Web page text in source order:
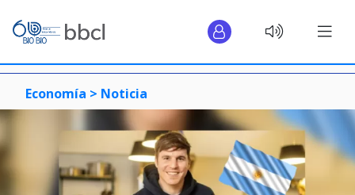
Economía > Noticia